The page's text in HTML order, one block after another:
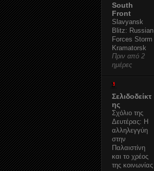
South
Front
Slavyansk
Blitz: Russian
Forces Storm
Kramatorsk
Πριν από 2
ημέρες
Σελιδοδείκτ
ης
Σχόλιο της
Δευτέρας: Η
αλληλεγγύη
στην
Παλαιστίνη
και το χρέος
της κοινωνίας